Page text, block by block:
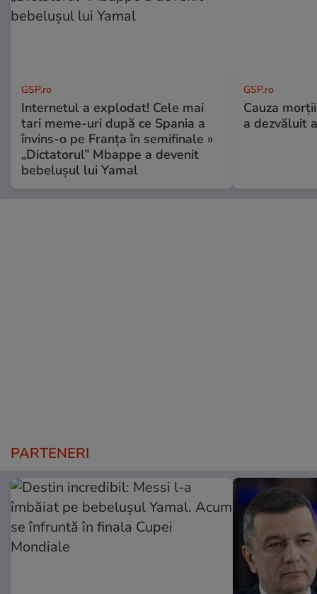
GSP.ro
Internetul a explodat! Cele mai
tari meme-uri după ce Spania a
învins-o pe Franța în semifinale »
„Dictatorul” Mbappe a devenit
bebelușul lui Yamal
GSP.ro
Cauza
a dezvăluit
PARTENERI